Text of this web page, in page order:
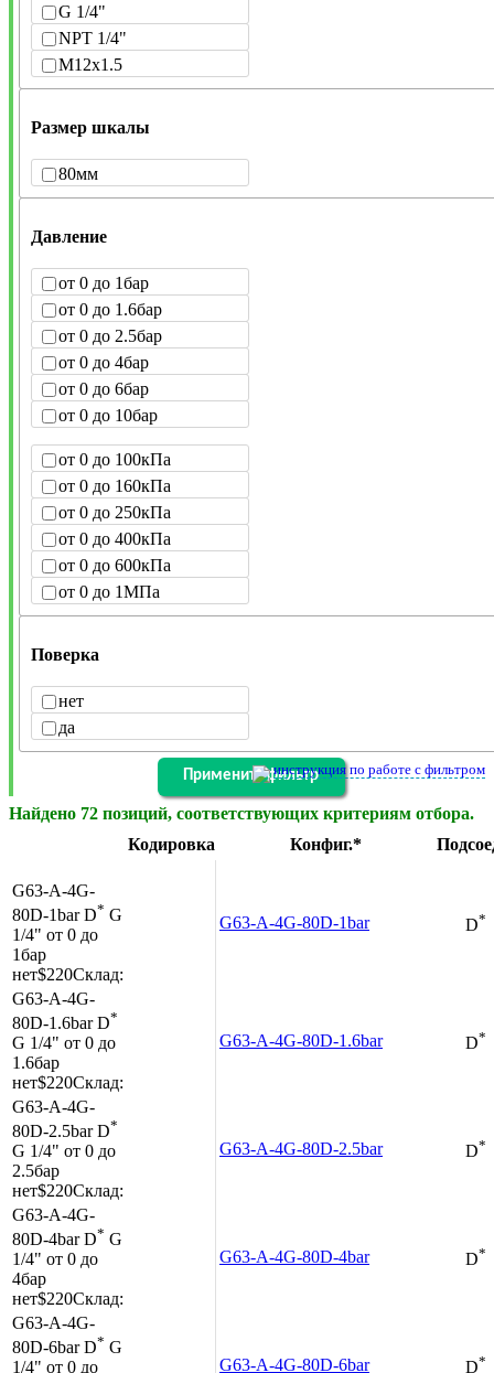
G 1/4"
NPT 1/4"
M12x1.5
Размер шкалы
80мм
Давление
от 0 до 1бар
от 0 до 1.6бар
от 0 до 2.5бар
от 0 до 4бар
от 0 до 6бар
от 0 до 10бар
от 0 до 100кПа
от 0 до 160кПа
от 0 до 250кПа
от 0 до 400кПа
от 0 до 600кПа
от 0 до 1МПа
Поверка
нет
да
инструкция по работе с фильтром
Найдено 72 позиций, соответствующих критериям отбора.
Кодировка
Конфиг.*
G63-A-4G-
80D-1barD* G
1/4" от 0 до
1бар
нет$220Склад:
G63-A-4G-80D-1bar D*
G63-A-4G-
80D-1.6barD*
G 1/4" от 0 до
1.6бар
нет$220Склад:
G63-A-4G-80D-1.6bar D*
G63-A-4G-
80D-2.5barD*
G 1/4" от 0 до
2.5бар
нет$220Склад:
G63-A-4G-80D-2.5bar D*
G63-A-4G-
80D-4barD* G
1/4" от 0 до
4бар
нет$220Склад:
G63-A-4G-80D-4bar D*
G63-A-4G-
80D-6barD* G
1/4" от 0 до G63-A-4G-80D-6bar D*